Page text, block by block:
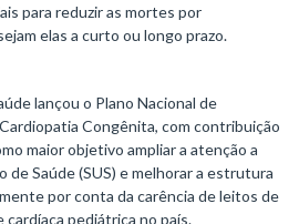
para reduzir as mortes por
elas a curto ou longo prazo.
lançou o Plano Nacional de
Congênita, com contribuição
maior objetivo ampliar a atenção a
de Saúde (SUS) e melhorar a estrutura
por conta da carência de leitos de
pediátrica no país.